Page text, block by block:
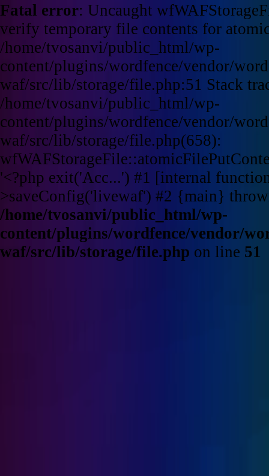
Fatal error: Uncaught
verify temporary file contents for
/home/tvosanvi/public_html/wp-
content/plugins/wordfence/vendor/
waf/src/lib/storage/file.php:51 Stack
/home/tvosanvi/public_html/wp-
content/plugins/wordfence/vendor/
waf/src/lib/storage/file.php(658):
'<?php exit('Acc...') #1 [internal
>saveConfig('livewaf') #2 {main}
/home/tvosanvi/public_html/wp-
content/plugins/wordfence/vendor/
waf/src/lib/storage/file.php on line 51